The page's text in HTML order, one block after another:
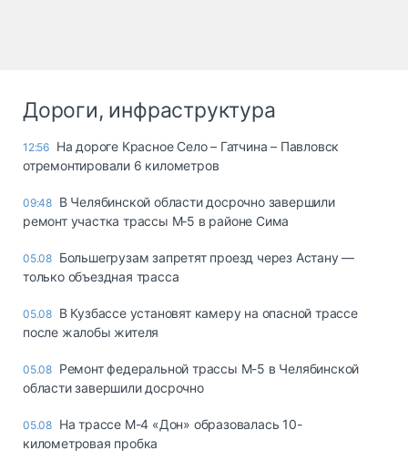
Дороги, инфраструктура
12:56 На дороге Красное Село – Гатчина – Павловск
отремонтировали 6 километров
09:48 В Челябинской области досрочно завершили
ремонт участка трассы М‑5 в районе Сима
05.08 Большегрузам запретят проезд через Астану —
только объездная трасса
05.08 В Кузбассе установят камеру на опасной трассе
после жалобы жителя
05.08 Ремонт федеральной трассы М-5 в Челябинской
области завершили досрочно
05.08 На трассе М-4 «Дон» образовалась 10-
километровая пробка